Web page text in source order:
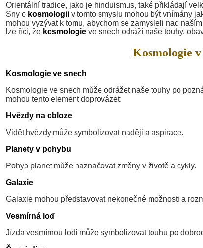
Orientální tradice, jako je hinduismus, také přikládají
Sny o kosmologii v tomto smyslu mohou být vnímány
mohou vyzývat k tomu, abychom se zamysleli nad
lze říci, že kosmologie ve snech odráží naše touhy,
Kosmologie
Kosmologie ve snech
Kosmologie ve snech může odrážet naše touhy po
mohou tento element doprovázet:
Hvězdy na obloze
Vidět hvězdy může symbolizovat naději a aspirace.
Planety v pohybu
Pohyb planet může naznačovat změny v životě a cykly.
Galaxie
Galaxie mohou představovat nekonečné možnosti a
Vesmírná loď
Jízda vesmírnou lodí může symbolizovat touhu po